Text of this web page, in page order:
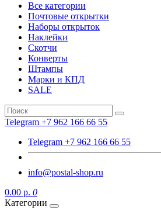
Все категории
Почтовые открытки
Наборы открыток
Наклейки
Скотчи
Конверты
Штампы
Марки и КПД
SALE
Telegram +7 962 166 66 55
Telegram +7 962 166 66 55
info@postal-shop.ru
0.00 р. 0
Категории